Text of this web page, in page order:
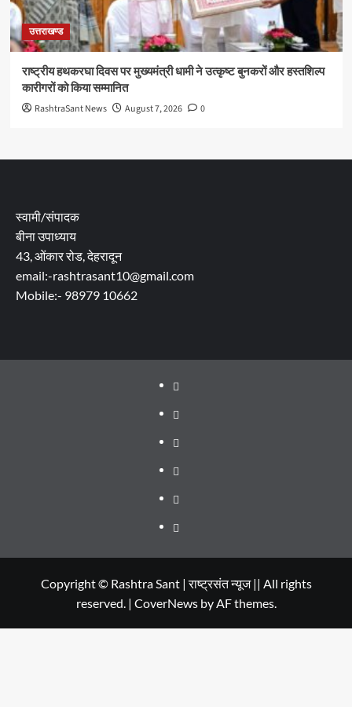
उत्तराखण्ड
राष्ट्रीय हथकरघा दिवस पर मुख्यमंत्री धामी ने उत्कृष्ट बुनकरों और हस्तशिल्प
कारीगरों को किया सम्मानित
RashtraSant News August 7, 2026 0
स्वामी/संपादक
बीना उपाध्याय
43, ओंकार रोड, देहरादून
email:-rashtrasant10@gmail.com
Mobile:- 98979 10662
About
WEB
SERIES
TO
Dehradun
Smart
City
Life
in
Dehradun
Places
to
in
Dehradun
सम्पर्क
Copyright © Rashtra Sant | राष्ट्रसंत न्यूज || All rights
reserved. | CoverNewsby AF themes.